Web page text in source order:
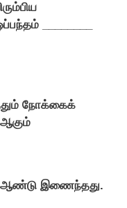
________
நோக்கைக்
ஆண்டு இணைந்தது.